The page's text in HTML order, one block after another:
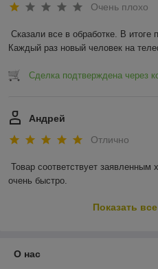
Очень плохо
Сказали все в обработке. В итоге
Каждый раз новый человек на
Сделка подтверждена через
Андрей
Отлично
Товар соответствует заявленным
очень быстро.
Показать
О нас